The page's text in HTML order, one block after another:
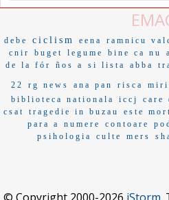
debe ciclism eena ramnicu
cnir
buget legume bine ca nu
de la fór
ños a si lista abba
22 rg news ana pan risca miri
biblioteca nationala
iccj care
csat
tragedie in buzau este
para a
numere contoare
psihologia
culte mers